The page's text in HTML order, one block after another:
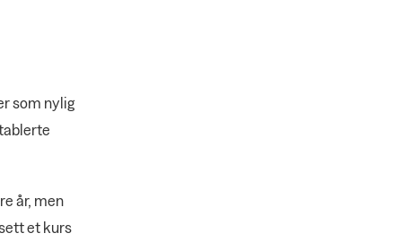
som nylig
år, men
et kurs